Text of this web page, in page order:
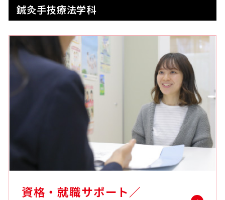
鍼灸手技療法学科
資格・就職サポート／